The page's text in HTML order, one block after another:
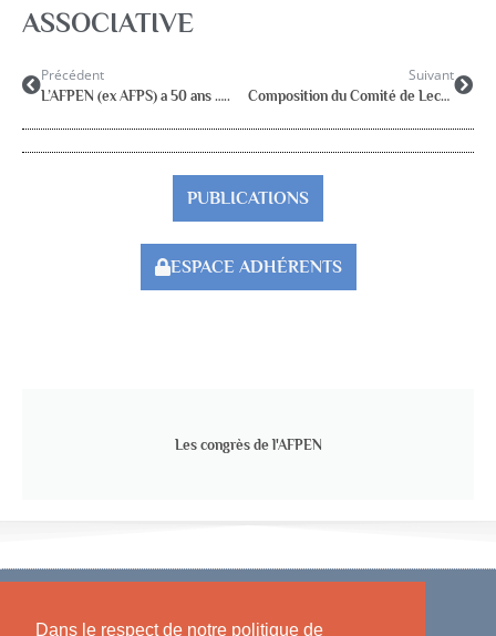
Dans le respect de notre politique de
ASSOCIATIVE
Précédent
L’AFPEN (ex AFPS) a 50 ans …..
Suivant
Composition du Comité de Lecture
PUBLICATIONS
ESPACE ADHÉRENTS
Les congrès de l'AFPEN